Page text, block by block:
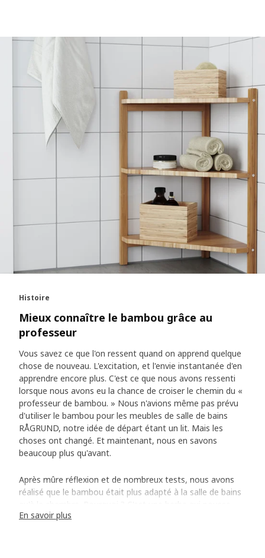
Histoire
Mieux connaître le bambou grâce au
professeur
Vous savez ce que l'on ressent quand on apprend quelque
chose de nouveau. L'excitation, et l'envie instantanée d'en
apprendre encore plus. C'est ce que nous avons ressenti
lorsque nous avons eu la chance de croiser le chemin du «
professeur de bambou. » Nous n'avions même pas prévu
d'utiliser le bambou pour les meubles de salle de bains
RÅGRUND, notre idée de départ étant un lit. Mais les
choses ont changé. Et maintenant, nous en savons
beaucoup plus qu'avant.
Après mûre réflexion et de nombreux tests, nous avons
réalisé que le bambou était plus adapté à la salle de bains
principalement sous les tropiques, dans un climat chaud et
En savoir plus